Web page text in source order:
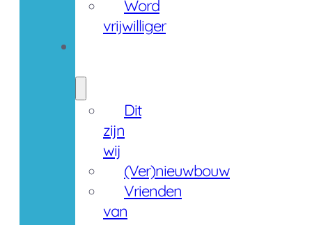
Word
vrijwilliger
Dit
zijn
wij
(Ver)nieuwbouw
Vrienden
van